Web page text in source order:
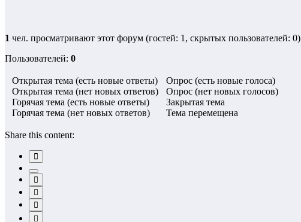
1 чел. просматривают этот форум (гостей: 1, скрытых пользователей: 0)
Пользователей: 0
Открытая тема (есть новые ответы)
Открытая тема (нет новых ответов)
Горячая тема (есть новые ответы)
Горячая тема (нет новых ответов)
Опрос (есть новые голоса)
Опрос (нет новых голосов)
Закрытая тема
Тема перемещена
Share this content: